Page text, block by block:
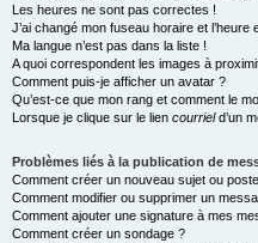
Les heures ne sont pas correctes !
J’ai changé mon fuseau horaire et
Ma langue n’est pas dans la liste !
A quoi correspondent les images à
Comment puis-je afficher un avatar ?
Qu’est-ce que mon rang et comment le
Lorsque je clique sur le lien courrield’un
Problèmes liés à la publication de
Comment créer un nouveau sujet ou
Comment modifier ou supprimer un
Comment ajouter une signature à mes
Comment créer un sondage ?